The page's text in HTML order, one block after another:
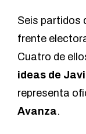
Seis partidos
frente
Cuatro de
ideas de
representa
Avanza.